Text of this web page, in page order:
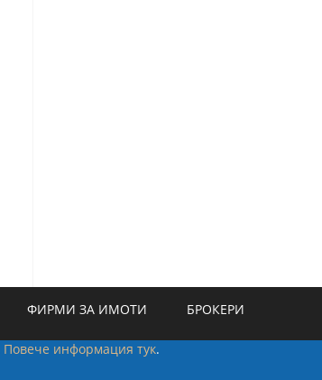
ФИРМИ ЗА ИМОТИ БРОКЕРИ
Повече информация тук.